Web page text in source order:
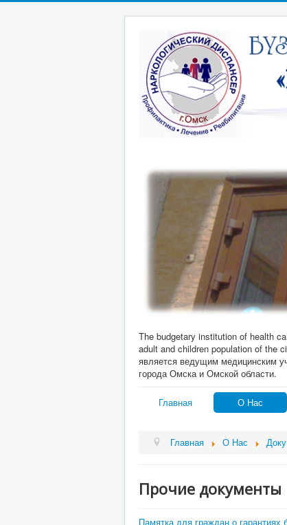
The budgetary institution of health
adult and children population of the
является ведущим медицинским
города Омска и Омской области.
Главная О Нас
Главная О Нас
Прочие документы
Памятка для граждан о гарантиях